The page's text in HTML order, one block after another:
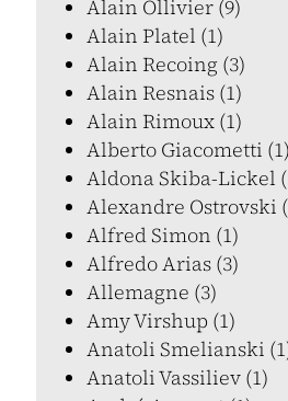
Alain Ollivier (9)
Alain Platel (1)
Alain Recoing (3)
Alain Resnais (1)
Alain Rimoux (1)
Alberto Giacometti (1)
Aldona Skiba-Lickel
Alexandre Ostrovski
Alfred Simon (1)
Alfredo Arias (3)
Allemagne (3)
Amy Virshup (1)
Anatoli Smelianski
Anatoli Vassiliev (1)